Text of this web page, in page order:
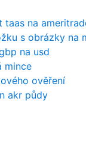
taas na
s obrázky na
na usd
mince
ověření
akr půdy